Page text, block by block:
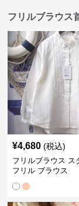
フリルブラウス
¥4,680 (税込)
フリルブラウス ス
フリル ブラウス